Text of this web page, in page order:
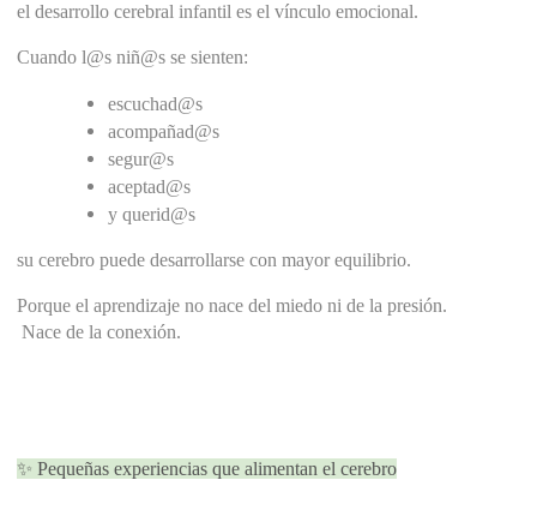
el desarrollo cerebral infantil es el vínculo emocional.
Cuando l@s niñ@s se sienten:
escuchad@s
acompañad@s
segur@s
aceptad@s
y querid@s
su cerebro puede desarrollarse con mayor equilibrio.
Porque el aprendizaje no nace del miedo ni de la presión.
Nace de la conexión.
✨ Pequeñas experiencias que alimentan el cerebro